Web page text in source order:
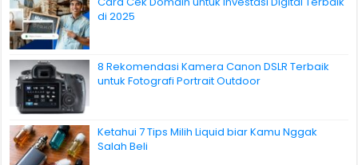
di 2025
8 Rekomendasi Kamera Canon DSLR Terbaik
untuk Fotografi Portrait Outdoor
Ketahui 7 Tips Milih Liquid biar Kamu Nggak
Salah Beli